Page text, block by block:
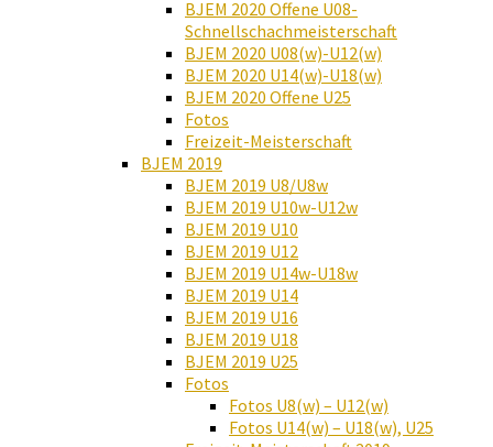
BJEM 2020 Offene U08-
Schnellschachmeisterschaft
BJEM 2020 U08(w)-U12(w)
BJEM 2020 U14(w)-U18(w)
BJEM 2020 Offene U25
Fotos
Freizeit-Meisterschaft
BJEM 2019
BJEM 2019 U8/U8w
BJEM 2019 U10w-U12w
BJEM 2019 U10
BJEM 2019 U12
BJEM 2019 U14w-U18w
BJEM 2019 U14
BJEM 2019 U16
BJEM 2019 U18
BJEM 2019 U25
Fotos
Fotos U8(w) – U12(w)
Fotos U14(w) – U18(w), U25